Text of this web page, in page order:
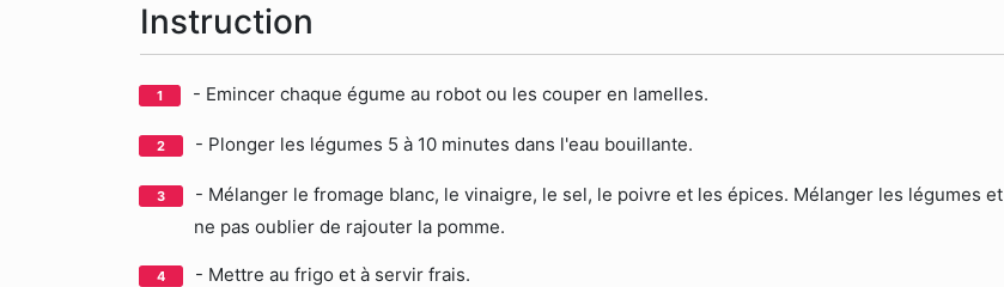
Instruction
- Emincer chaque égume au robot ou les couper en lamelles.
- Plonger les légumes 5 à 10 minutes dans l'eau bouillante.
- Mélanger le fromage blanc, le vinaigre, le sel, le poivre et les épices. Mélanger les légumes et
ne pas oublier de rajouter la pomme.
- Mettre au frigo et à servir frais.